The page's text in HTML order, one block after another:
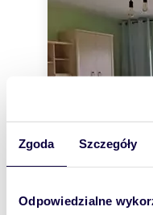
Zgoda Szczegóły
Odpowiedzialne